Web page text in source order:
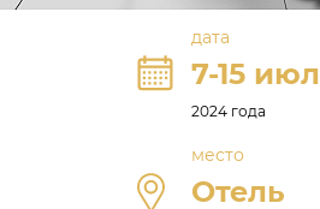
дата
7-15
2024 года
место
Отель